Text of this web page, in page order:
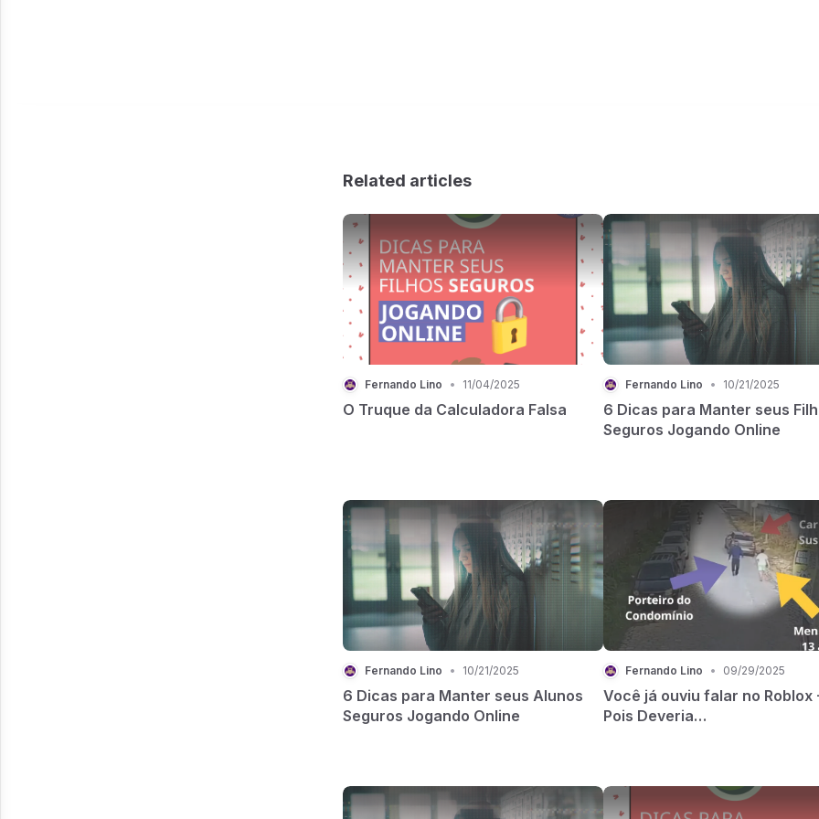
Related articles
Fernando Lino • 11/04/2025
O Truque da Calculadora Falsa
Fernando Lino • 10/21/2025
6 Dicas para Manter seus
Seguros Jogando Online
Fernando Lino • 10/21/2025
6 Dicas para Manter seus Alunos
Seguros Jogando Online
Fernando Lino • 09/29/2025
Você já ouviu falar no Roblox
Pois Deveria…